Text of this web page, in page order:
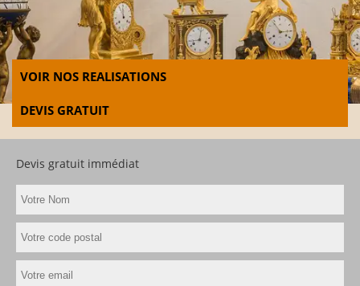
VOIR NOS REALISATIONS
DEVIS GRATUIT
Devis gratuit immédiat